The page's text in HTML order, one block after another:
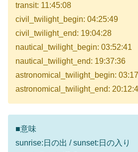
transit: 11:45:08
civil_twilight_begin: 04:25:49
civil_twilight_end: 19:04:28
nautical_twilight_begin: 03:52:41
nautical_twilight_end: 19:37:36
astronomical_twilight_begin:
astronomical_twilight_end:
■意味
sunrise:日の出 / sunset:日の入り